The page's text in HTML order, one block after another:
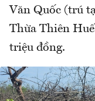
Văn Quốc (trú
Thừa Thiên
triệu đồng.